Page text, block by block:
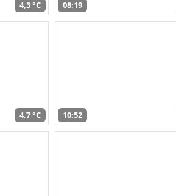
4,3 °C 08:19
4,7 °C 10:52